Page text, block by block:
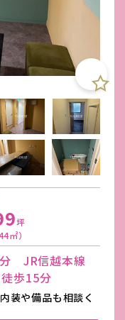
坪
㎡）
JR信越本線
歩15分
装や備品も相談く